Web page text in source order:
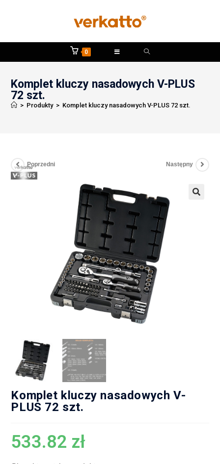
0
Komplet kluczy nasadowych V-PLUS
72 szt.
> Produkty > Komplet kluczy nasadowych V-PLUS 72 szt.
Poprzedni Następny
Komplet kluczy nasadowych V-
PLUS 72 szt.
533.82 zł